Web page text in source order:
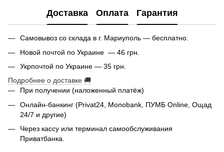
Доставка Оплата Гарантия
Самовывоз со склада в г. Мариуполь — бесплатно.
Новой почтой по Украине — 46 грн.
Укрпочтой по Украине — 35 грн.
Подробнее о доставке 🚚
При получении (наложенный платёж)
Онлайн-банкинг (Privat24, Monobank, ПУМБ Online, Ощад
24/7 и другие)
Через кассу или терминал самообслуживания
Приватбанка.